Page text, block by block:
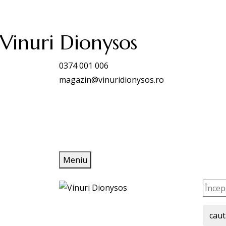
Vinuri Dionysos
0374 001 006
magazin@vinuridionysos.ro
Meniu